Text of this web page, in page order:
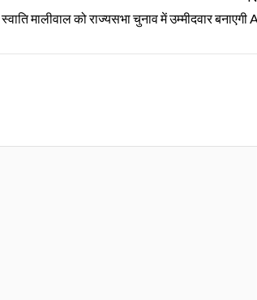
स्वाति मालीवाल को राज्यसभा चुनाव में उम्मीदवार बनाएगी